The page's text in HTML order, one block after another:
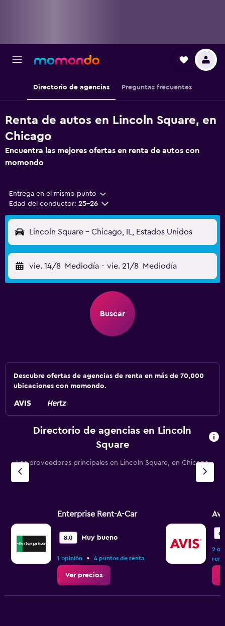
Directorio de agencias Preguntas frecuentes
Renta de autos en Lincoln Square, en
Chicago
Encuentra las mejores ofertas en renta de autos con
momondo
Entrega en el mismo punto
Edad del conductor: 25-26
Lincoln Square - Chicago, IL, Estados Unidos
vie. 14/8 Mediodía - vie. 21/8 Mediodía
Buscar
Descubre ofertas de agencias de renta en más de 70,000
ubicaciones con momondo.
Directorio de agencias en Lincoln
Square
Los proveedores principales en Lincoln Square, en Chicago
Enterprise Rent-A-Car
8.0 Muy bueno
1 opinión • 4 puntos de renta
Ver precios
6.1
2